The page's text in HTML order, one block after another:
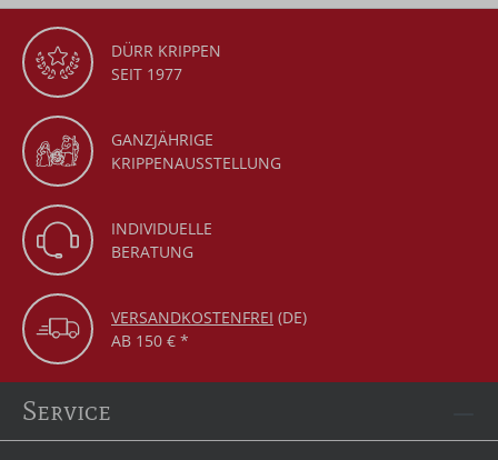
DÜRR KRIPPEN
SEIT 1977
GANZJÄHRIGE
KRIPPENAUSSTELLUNG
INDIVIDUELLE
BERATUNG
VERSANDKOSTENFREI (DE)
AB 150 € *
Service